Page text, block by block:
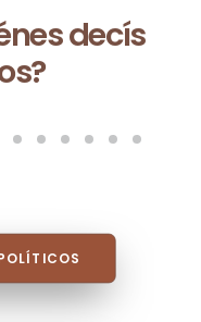
de un
cada